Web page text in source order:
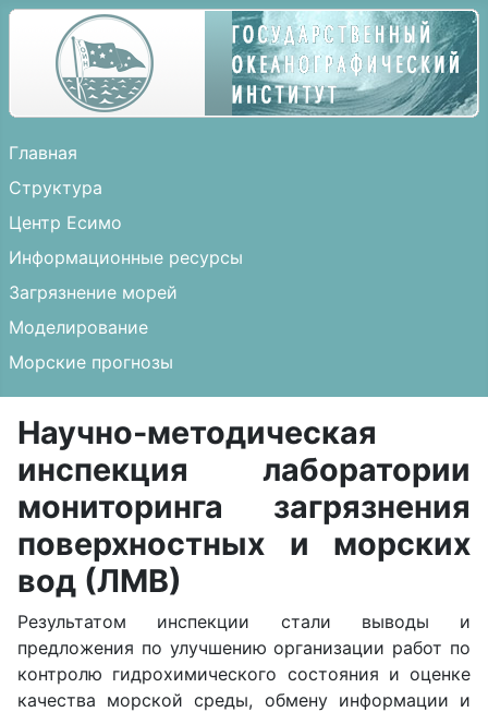
Главная
Структура
Центр Есимо
Информационные ресурсы
Загрязнение морей
Моделирование
Морские прогнозы
Научно-методическая
инспекция лаборатории
мониторинга загрязнения
поверхностных и морских
вод (ЛМВ)
Результатом инспекции стали выводы и
предложения по улучшению организации работ по
контролю гидрохимического состояния и оценке
качества морской среды, обмену информации и